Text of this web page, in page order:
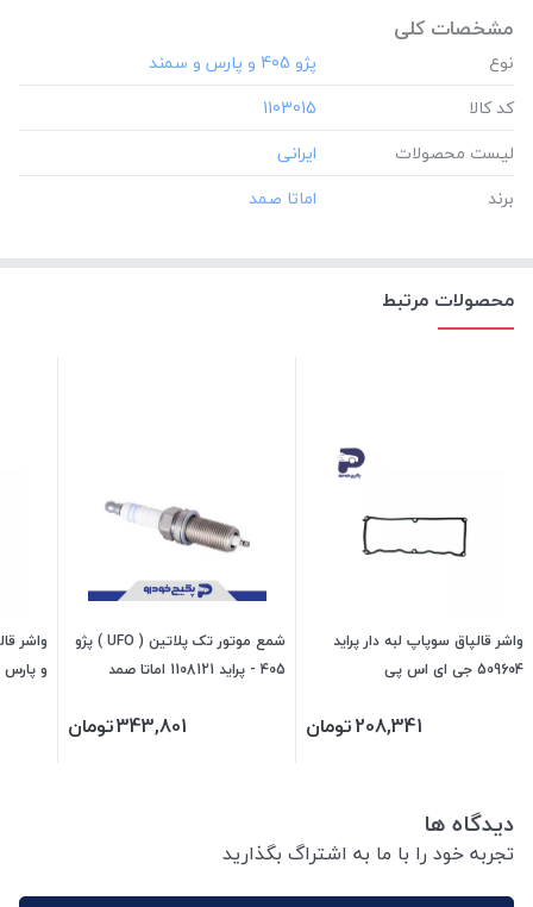
مشخصات کلی
نوع
کد کالا
‎1103015
لیست محصولات
برند
محصولات مرتبط
واشر قالپاق سوپاپ لبه دار پراید
509604 جی ای اس پی
208,341تومان
شمع موتور تک پلاتین ( UFO ) پژو
405 - پراید 1108121 اماتا صمد
343,801تومان
و پارس 479601 جی ای اس پی
دیدگاه ها
تجربه خود را با ما به اشتراگ بگذارید